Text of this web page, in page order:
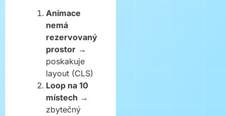
Animace
nemá
rezervovaný
prostor →
poskakuje
layout (CLS)
Loop na 10
místech →
zbytečný